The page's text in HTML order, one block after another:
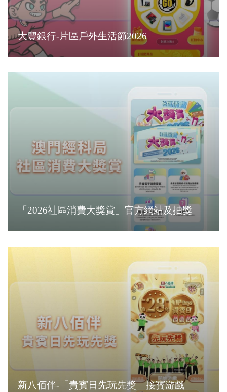
大豐銀行-片區戶外生活節2026
「2026社區消費大獎賞」官方網站及抽獎
新八佰伴-「貴賓日先玩先獎」接寳游戲